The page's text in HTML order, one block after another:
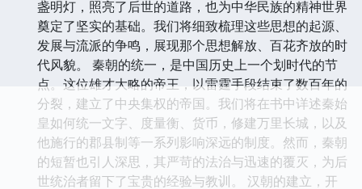
盏明灯，照亮了后世的道路，也为中华民族的精神世界
奠定了坚实的基础。我们将细致梳理这些思想的起源、
发展与流派的争鸣，展现那个思想解放、百花齐放的时
代风貌。 秦朝的统一，是中国历史上一个划时代的节
点。这位雄才大略的帝王，以雷霆手段结束了数百年的
分裂，建立了中央集权的帝国。我们将在书中详述秦始
皇如何统一文字、度量衡、货币，修建万里长城，以及
他施行的郡县制等一系列影响深远的制度。然而，秦朝
的短暂也引人深思，其严苛的法治与迅速的覆灭，为后
世统治者留下了宝贵的经验与教训。 汉朝的建立，开